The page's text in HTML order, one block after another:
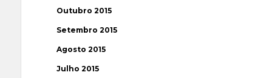
Outubro 2015
Setembro 2015
Agosto 2015
Julho 2015